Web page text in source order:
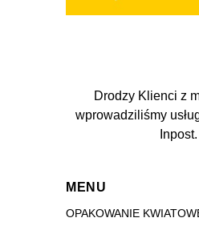
Drodzy Klienci z
wprowadziliśmy
Inpost.
MENU
OPAKOWANIE